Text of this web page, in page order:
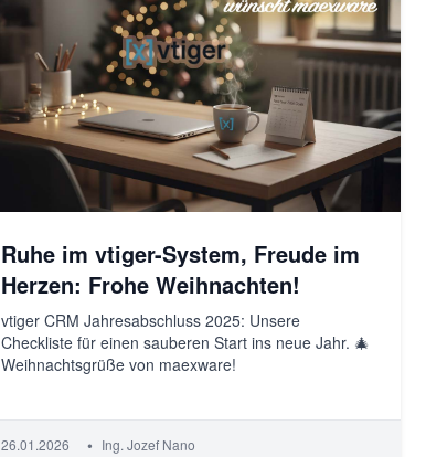
Ruhe im vtiger-System, Freude im
Herzen: Frohe Weihnachten!
vtiger CRM Jahresabschluss 2025: Unsere
Checkliste für einen sauberen Start ins neue Jahr. 🎄
Weihnachtsgrüße von maexware!
26.01.2026 • Ing. Jozef Nano